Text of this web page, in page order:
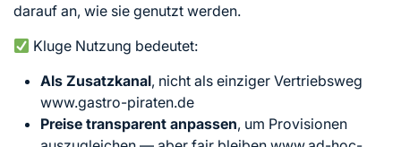
darauf an, wie sie genutzt werden.
Kluge Nutzung bedeutet:
Als Zusatzkanal, nicht als einziger Vertriebsweg
www.gastro-piraten.de
Preise transparent anpassen, um Provisionen